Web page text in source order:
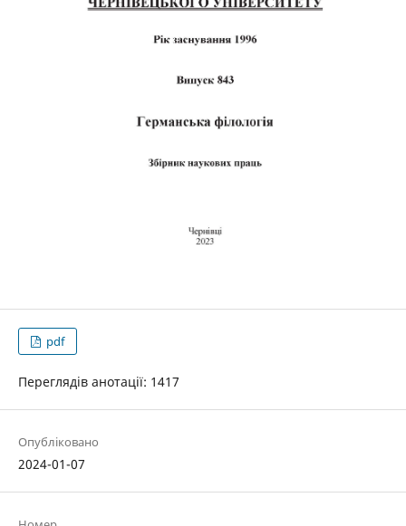
pdf
Переглядів анотації: 1417
Опубліковано
2024-01-07